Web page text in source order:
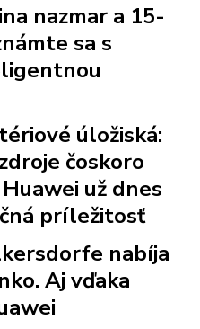
nazmar a 15-
sa s
úložiská:
čoskoro
už dnes
príležitosť
nabíja
Aj vďaka